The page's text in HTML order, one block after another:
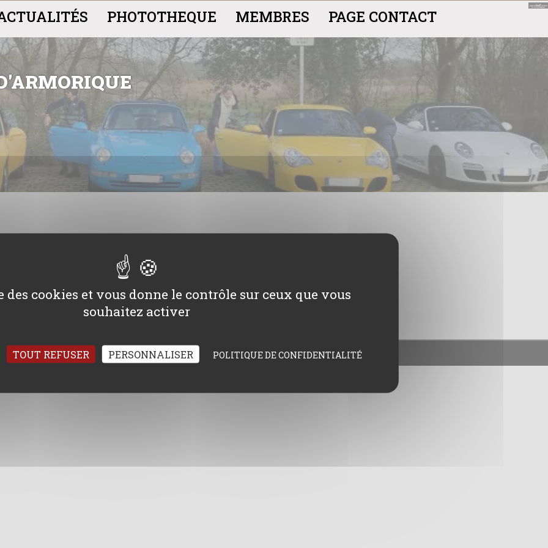
PHOTOTHEQUE MEMBRES PAGE CONTACT
2024 au Croisic
page© Club Des Porchistes d'Armorique 2025Mentions légales Contact
des cookies et vous donne le contrôle sur ceux que vous
souhaitez activer
TOUT REFUSER PERSONNALISER POLITIQUE DE CONFIDENTIALITÉ